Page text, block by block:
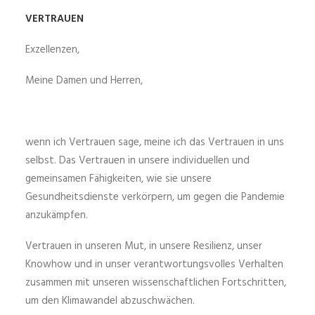
VERTRAUEN
Exzellenzen,
Meine Damen und Herren,
wenn ich Vertrauen sage, meine ich das Vertrauen in uns
selbst. Das Vertrauen in unsere individuellen und
gemeinsamen Fähigkeiten, wie sie unsere
Gesundheitsdienste verkörpern, um gegen die Pandemie
anzukämpfen.
Vertrauen in unseren Mut, in unsere Resilienz, unser
Knowhow und in unser verantwortungsvolles Verhalten
zusammen mit unseren wissenschaftlichen Fortschritten,
um den Klimawandel abzuschwächen.